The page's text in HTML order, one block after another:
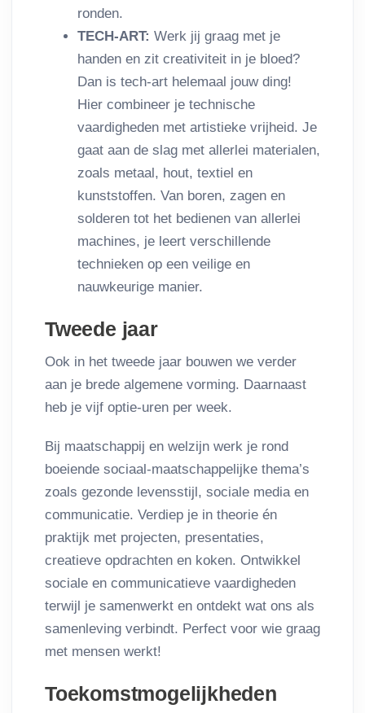
ronden.
TECH-ART: Werk jij graag met je
handen en zit creativiteit in je bloed?
Dan is tech-art helemaal jouw ding!
Hier combineer je technische
vaardigheden met artistieke vrijheid. Je
gaat aan de slag met allerlei materialen,
zoals metaal, hout, textiel en
kunststoffen. Van boren, zagen en
solderen tot het bedienen van allerlei
machines, je leert verschillende
technieken op een veilige en
nauwkeurige manier.
Tweede jaar
Ook in het tweede jaar bouwen we verder
aan je brede algemene vorming. Daarnaast
heb je vijf optie-uren per week.
Bij maatschappij en welzijn werk je rond
boeiende sociaal-maatschappelijke thema’s
zoals gezonde levensstijl, sociale media en
communicatie. Verdiep je in theorie én
praktijk met projecten, presentaties,
creatieve opdrachten en koken. Ontwikkel
sociale en communicatieve vaardigheden
terwijl je samenwerkt en ontdekt wat ons als
samenleving verbindt. Perfect voor wie graag
met mensen werkt!
Toekomstmogelijkheden